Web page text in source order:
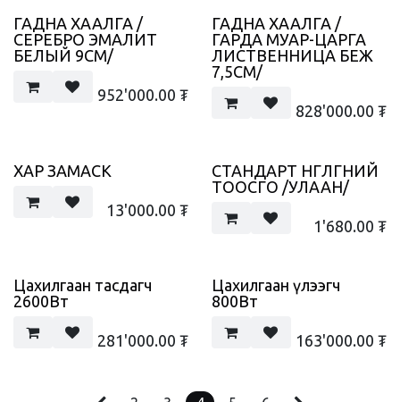
ГАДНА ХААЛГА /
СЕРЕБРО ЭМАЛИТ
БЕЛЫЙ 9СМ/
952'000.00 ₮
ГАДНА ХААЛГА /
ГАРДА МУАР-ЦАРГА
ЛИСТВЕННИЦА БЕЖ
7,5СМ/
828'000.00 ₮
ХАР ЗАМАСК
13'000.00 ₮
СТАНДАРТ ӨНГӨЛГӨӨНИЙ
ТООСГО /УЛААН/
1'680.00 ₮
Цахилгаан тасдагч
2600Вт
281'000.00 ₮
Цахилгаан үлээгч
800Вт
163'000.00 ₮